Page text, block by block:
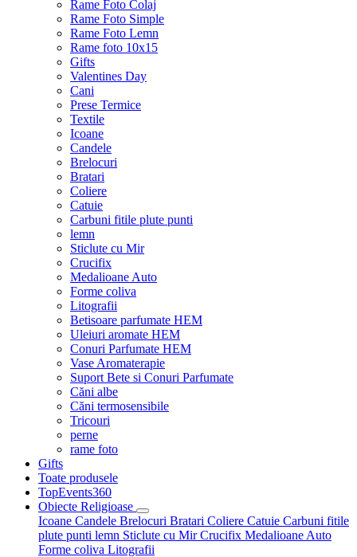
Rame Foto Colaj
Rame Foto Simple
Rame Foto Lemn
Rame foto 10x15
Gifts
Valentines Day
Cani
Prese Termice
Textile
Icoane
Candele
Brelocuri
Bratari
Coliere
Catuie
Carbuni fitile plute punti
lemn
Sticlute cu Mir
Crucifix
Medalioane Auto
Forme coliva
Litografii
Betisoare parfumate HEM
Uleiuri aromate HEM
Conuri Parfumate HEM
Vase Aromaterapie
Suport Bete si Conuri Parfumate
Căni albe
Căni termosensibile
Tricouri
perne
rame foto
Gifts
Toate produsele
TopEvents360
Obiecte Religioase
Icoane Candele Brelocuri Bratari Coliere Catuie Carbuni fitile
plute punti lemn Sticlute cu MirCrucifix Medalioane Auto
Forme coliva Litografii